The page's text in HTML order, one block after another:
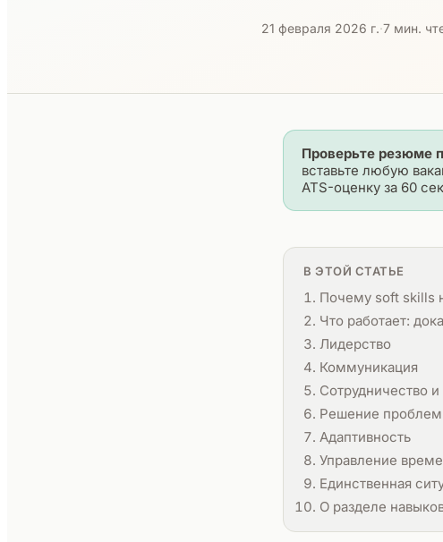
21 февраля 2026 г.·7 мин.
Проверьте резюме
вставьте любую
ATS-оценку за 60
В ЭТОЙ СТАТЬЕ
Почему soft skills
Что работает:
Лидерство
Коммуникация
Сотрудничество
Решение проблем
Адаптивность
Управление
Единственная
О разделе